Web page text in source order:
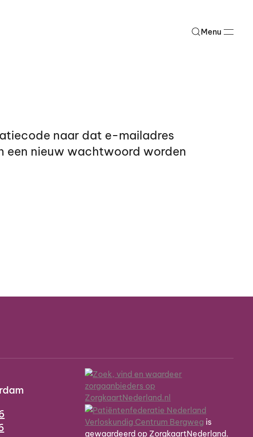
Menu
naar dat e-mailadres
een nieuw wachtwoord worden
Verloskundig Centrum Bergweg is
gewaardeerd op ZorgkaartNederland.